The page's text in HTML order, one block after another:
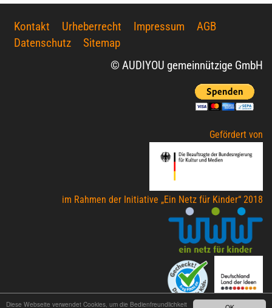
Diese Webseite verwendet Cookies, um die Bedienfreundlichkeit
Kontakt Urheberrecht Impressum
AGB
Datenschutz
Sitemap
© AUDIYOU gemeinnützige GmbH
Gefördert von
im Rahmen der Initiative „Ein Netz für Kinder“ 2018